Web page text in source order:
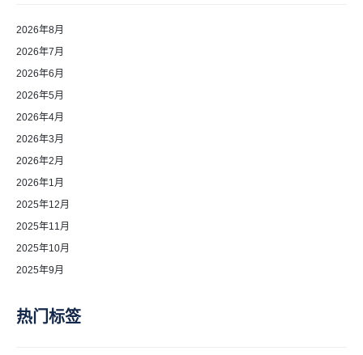
2026年8月
2026年7月
2026年6月
2026年5月
2026年4月
2026年3月
2026年2月
2026年1月
2025年12月
2025年11月
2025年10月
2025年9月
热门标签